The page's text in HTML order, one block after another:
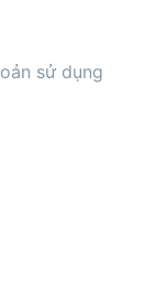
sử dụng